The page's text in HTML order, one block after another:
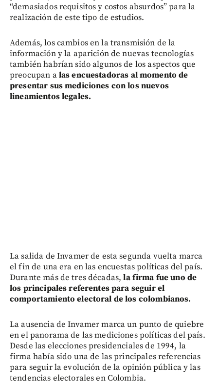
“demasiados requisitos y costos absurdos” para la
realización de este tipo de estudios.
Además, los cambios en la transmisión de la
información y la aparición de nuevas tecnologías
también habrían sido algunos de los aspectos que
preocupan alas encuestadoras al momento de
presentar sus mediciones con los nuevos
lineamientos legales.
La salida de Invamer de esta segunda vuelta marca
el fin de una era en las encuestas políticas del país.
Durante más de tres décadas, la firma fue uno de
los principales referentes para seguir el
comportamiento electoral de los colombianos.
La ausencia de Invamer marca un punto de quiebre
en el panorama de las mediciones políticas del país.
Desde las elecciones presidenciales de 1994, la
firma había sido una de las principales referencias
para seguir la evolución de la opinión pública y las
tendencias electorales en Colombia.